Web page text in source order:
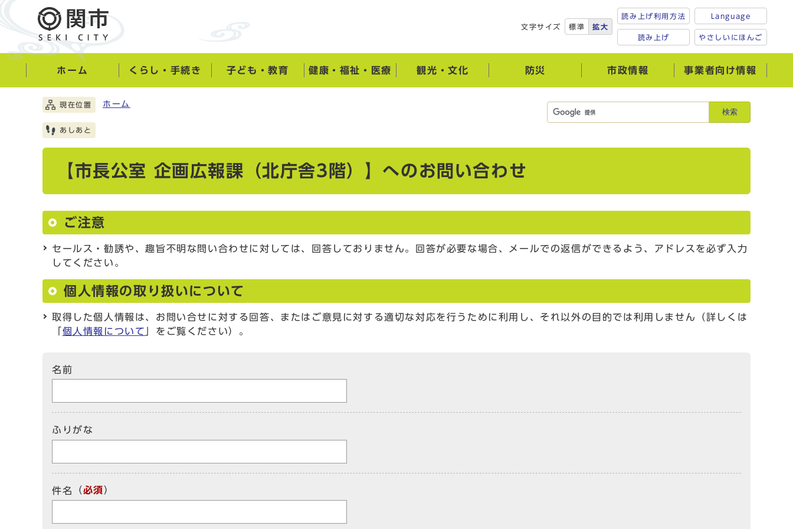
文字サイズ 標準 拡大
読み上げ利用方法
読み上げ
Language
やさしいにほんご
ホーム くらし・手続き 子ども・教育 健康・福祉・医療 観光・文化 防災 市政情報 事業者向け情報
検索
現在位置 ホーム
あしあと
【市長公室 企画広報課（北庁舎3階）】へのお問い合わせ
ご注意
セールス・勧誘や、趣旨不明な問い合わせに対しては、回答しておりません。回答が必要な場合、メールでの返信ができるよう、アドレスを必ず入力
してください。
個人情報の取り扱いについて
取得した個人情報は、お問い合せに対する回答、またはご意見に対する適切な対応を行うために利用し、それ以外の目的では利用しません（詳しくは
個人情報について 」をご覧ください）。
名前
ふりがな
件名 （必須）